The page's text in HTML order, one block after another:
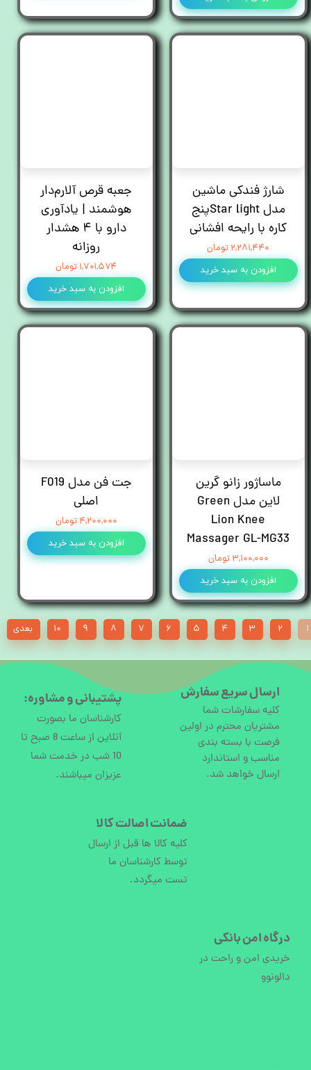
شارژ فندکی ماشین
مدل Star lightپنج
کاره با رایحه افشانی
۲,۲۸۱,۴۴۰ تومان
افزودن به سبد خرید
جعبه قرص آلارم‌دار
هوشمند | یادآوری
دارو با ۴ هشدار
روزانه
۱,۷۰۱,۵۷۴ تومان
افزودن به سبد خرید
ماساژور زانو گرین
لاین مدل Green
Lion Knee
Massager GL-MG33
۳,۱۰۰,۰۰۰ تومان
افزودن به سبد خرید
جت فن مدل F019
اصلی
۴,۲۰۰,۰۰۰ تومان
افزودن به سبد خرید
۱ ۲ ۳ ۴ ۵ ۶ ۷ ۸ ۹ ۱۰ بعدی
ارسال سریع سفارش
کلیه سفارشات شما
مشتریان محترم در اولین
فرصت با بسته بندی
مناسب و استاندارد
ارسال خواهد شد.
درگاه امن بانکی
خریدی امن و راحت در
دالونوو
پشتیبانی و مشاوره:
کارشناسان ما بصورت
آنلاین از ساعت 8 صبح تا
10 شب در خدمت شما
عزیزان میباشند.
ضمانت اصالت کالا
کلیه کالا ها قبل از ارسال
توسط کارشناسان ما
تست میگردد.